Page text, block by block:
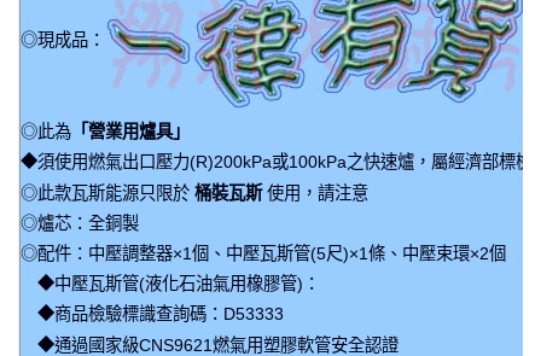
◎現成品：
◎此為 「營業用爐具」
◆須使用燃氣出口壓力(R)200kPa或100kPa之快速爐，屬經濟部標檢
◎此款瓦斯能源只限於 桶裝瓦斯使用，請注意
◎爐芯：全銅製
◎配件：中壓調整器×1個、中壓瓦斯管(5尺)×1條、中壓束環×2個
◆中壓瓦斯管(液化石油氣用橡膠管)：
◆商品檢驗標識查詢碼：D53333
◆通過國家級CNS9621燃氣用塑膠軟管安全認證